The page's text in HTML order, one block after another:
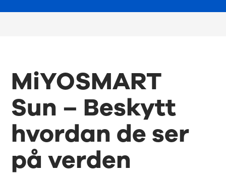
MiYOSMART
Sun – Beskytt
hvordan de ser
på verden